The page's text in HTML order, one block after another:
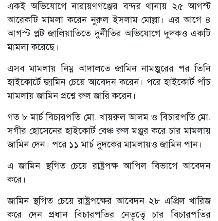
একই অভিযোগে নারায়ণগঞ্জের বন্দর থানায় ২৫ আগস্ট
আরেকটি মামলা করেন নুরুল ইসলাম মোল্লা। এর আগে ৪
আগস্ট প্লট জালিয়াতিতে দুর্নীতির অভিযোগে দুদকও একটি
মামলা করেছে।
এসব মামলায় নিম্ন আদালতে জামিন নামঞ্জুরের পর তিনি
হাইকোর্টে জামিন চেয়ে আবেদন করেন। পরে হাইকোর্ট পাঁচ
মামলায় জামিন প্রশ্নে রুল জারি করেন।
গত ৮ মার্চ বিচারপতি মো. খায়রুল আলম ও বিচারপতি মো.
সগীর হোসেনের হাইকোর্ট বেঞ্চ রুল মঞ্জুর করে চার মামলায়
জামিন দেন। পরে ১১ মার্চ দুদকের মামলায়ও জামিন পান।
এ জামিন স্থগিত চেয়ে রাষ্ট্রপক্ষ আপিল বিভাগে আবেদন
করে।
জামিন স্থগিত চেয়ে রাষ্ট্রপক্ষের আবেদন ২৮ এপ্রিল খারিজ
করে দেন প্রধান বিচারপতির নেতৃত্বে চার বিচারপতির